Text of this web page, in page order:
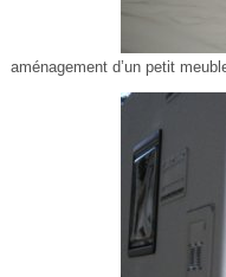
aménagement d’un petit